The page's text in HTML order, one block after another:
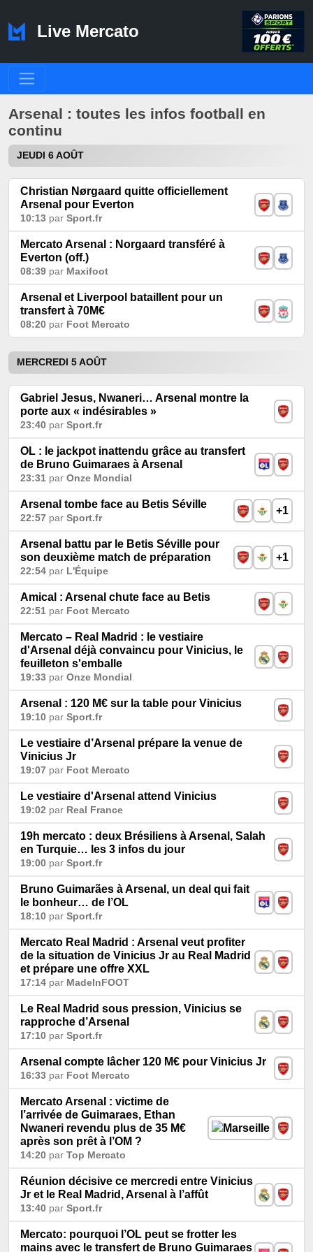
Live Mercato
Arsenal : toutes les infos football en
continu
JEUDI 6 AOÛT
Christian Nørgaard quitte officiellement
Arsenal pour Everton
10:13 par Sport.fr
Mercato Arsenal : Norgaard transféré à
Everton (off.)
08:39 par Maxifoot
Arsenal et Liverpool bataillent pour un
transfert à 70M€
08:20 par Foot Mercato
MERCREDI 5 AOÛT
Gabriel Jesus, Nwaneri… Arsenal montre la
porte aux « indésirables »
23:40 par Sport.fr
OL : le jackpot inattendu grâce au transfert
de Bruno Guimaraes à Arsenal
23:31 par Onze Mondial
Arsenal tombe face au Betis Séville
22:57 par Sport.fr
+1
Arsenal battu par le Betis Séville pour
son deuxième match de préparation
22:54 par L'Équipe
+1
Amical : Arsenal chute face au Betis
22:51 par Foot Mercato
Mercato – Real Madrid : le vestiaire
d'Arsenal déjà convaincu pour Vinicius, le
feuilleton s'emballe
19:33 par Onze Mondial
Arsenal : 120 M€ sur la table pour Vinicius
19:10 par Sport.fr
Le vestiaire d’Arsenal prépare la venue de
Vinicius Jr
19:07 par Foot Mercato
Le vestiaire d'Arsenal attend Vinicius
19:02 par Real France
19h mercato : deux Brésiliens à Arsenal, Salah
en Turquie… les 3 infos du jour
19:00 par Sport.fr
Bruno Guimarães à Arsenal, un deal qui fait
le bonheur… de l’OL
18:10 par Sport.fr
Mercato Real Madrid : Arsenal veut profiter
de la situation de Vinicius Jr au Real Madrid
et prépare une offre XXL
17:14 par MadeInFOOT
Le Real Madrid sous pression, Vinicius se
rapproche d’Arsenal
17:10 par Sport.fr
Arsenal compte lâcher 120 M€ pour Vinicius Jr
16:33 par Foot Mercato
Mercato Arsenal : victime de
l’arrivée de Guimaraes, Ethan
Nwaneri revendu plus de 35 M€
après son prêt à l’OM ?
14:20 par Top Mercato
Réunion décisive ce mercredi entre Vinicius
Jr et le Real Madrid, Arsenal à l’affût
13:40 par Sport.fr
Mercato: pourquoi l’OL peut se frotter les
mains avec le transfert de Bruno Guimaraes